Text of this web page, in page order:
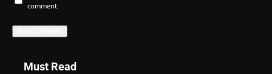
comment.
Must Read